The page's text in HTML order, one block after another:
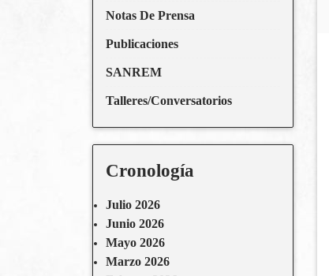
Notas De Prensa
Publicaciones
SANREM
Talleres/Conversatorios
Cronología
Julio 2026
Junio 2026
Mayo 2026
Marzo 2026